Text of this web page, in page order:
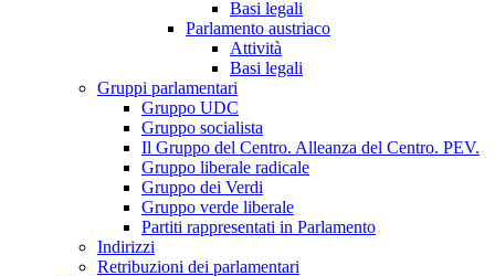
Basi legali
Parlamento austriaco
Attività
Basi legali
Gruppi parlamentari
Gruppo UDC
Gruppo socialista
Il Gruppo del Centro. Alleanza del Centro. PEV.
Gruppo liberale radicale
Gruppo dei Verdi
Gruppo verde liberale
Partiti rappresentati in Parlamento
Indirizzi
Retribuzioni dei parlamentari